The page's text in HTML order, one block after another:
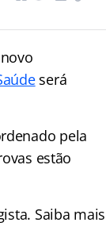
será
pela
estão
Saiba mais